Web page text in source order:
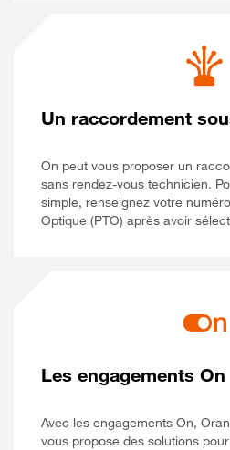
Un raccordement
On peut vous proposer un
sans rendez-vous technicien.
simple, renseignez votre
Optique (PTO) après avoir
Les engagements On
Avec les engagements On,
vous propose des solutions